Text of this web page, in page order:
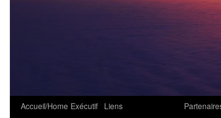
Accueil/Home Exécutif
Liens